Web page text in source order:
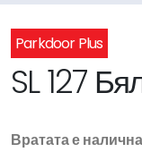
Parkdoor Plus
SL 127
Вратата е